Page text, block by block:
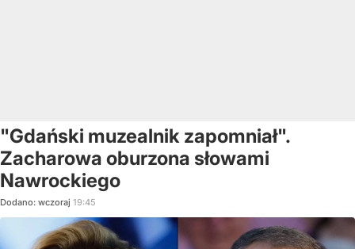
"Gdański muzealnik zapomniał".
Zacharowa oburzona słowami
Nawrockiego
Dodano: wczoraj 19:45